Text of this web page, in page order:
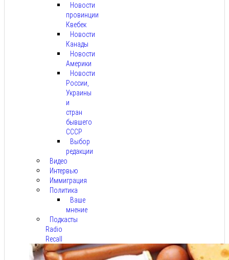
Новости
провинции
Квебек
Новости
Канады
Новости
Америки
Новости
России,
Украины
и
стран
бывшего
СССР
Выбор
редакции
Видео
Интервью
Иммиграция
Политика
Ваше
мнение
Подкасты
Radio
Recall